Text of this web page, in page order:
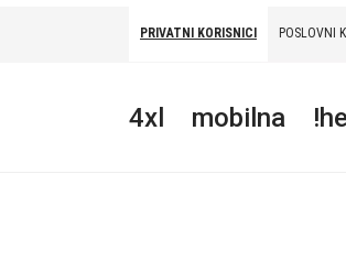
PRIVATNI KORISNICI POSLOVNI
4xl mobilna